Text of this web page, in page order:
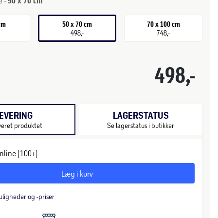
50 x 70 cm
498,-
70 x 100 cm
748,-
498,-
produktet
LAGERSTATUS
Se lagerstatus i butikker
(100+)
Læg i kurv
og -priser